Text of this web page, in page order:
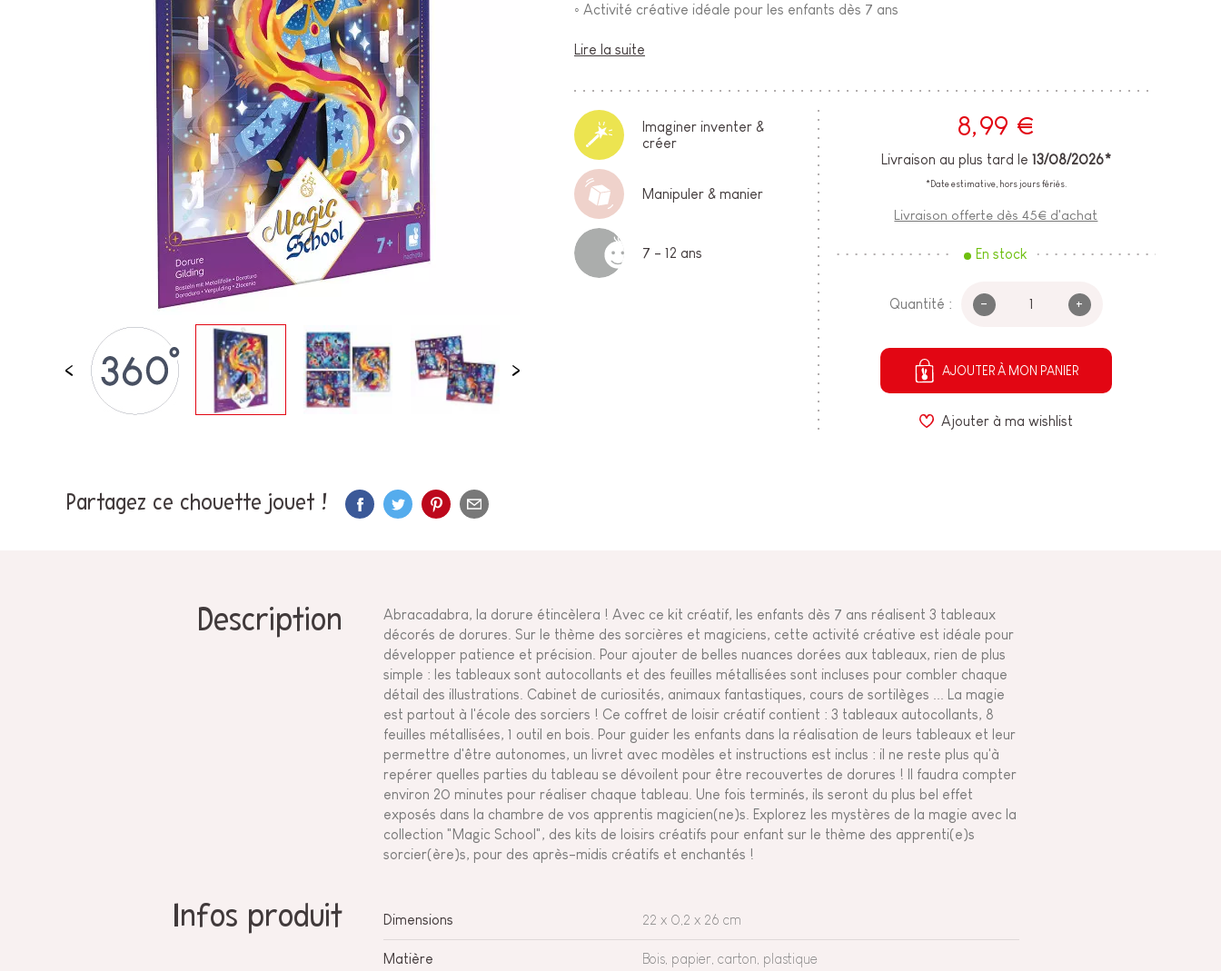
JOUETS D'ÉVEIL
JOUETS D'IMITATION
IMAGINATION
PLEIN AIR
TABLEAUX, MOBILIER &
DECO
OFFRES
◦ Activité créative idéale pour les enfants dès 7 ans
Lire la suite
Imaginer inventer &
créer
Manipuler & manier
7 - 12 ans
8,99 €
Livraison au plus tard le 13/08/2026*
*Date estimative, hors jours fériés.
Livraison offerte dès 45€ d'achat
En stock
Quantité : - +
AJOUTER À MON PANIER
Ajouter à ma wishlist
Partagez ce chouette jouet !
Description
Abracadabra, la dorure étincèlera ! Avec ce kit créatif, les enfants dès 7 ans réalisent 3 tableaux
décorés de dorures. Sur le thème des sorcières et magiciens, cette activité créative est idéale pour
développer patience et précision. Pour ajouter de belles nuances dorées aux tableaux, rien de plus
simple : les tableaux sont autocollants et des feuilles métallisées sont incluses pour combler chaque
détail des illustrations. Cabinet de curiosités, animaux fantastiques, cours de sortilèges ... La magie
est partout à l'école des sorciers ! Ce coffret de loisir créatif contient : 3 tableaux autocollants, 8
feuilles métallisées, 1 outil en bois. Pour guider les enfants dans la réalisation de leurs tableaux et leur
permettre d'être autonomes, un livret avec modèles et instructions est inclus : il ne reste plus qu'à
repérer quelles parties du tableau se dévoilent pour être recouvertes de dorures ! Il faudra compter
environ 20 minutes pour réaliser chaque tableau. Une fois terminés, ils seront du plus bel effet
exposés dans la chambre de vos apprentis magicien(ne)s. Explorez les mystères de la magie avec la
collection "Magic School", des kits de loisirs créatifs pour enfant sur le thème des apprenti(e)s
sorcier(ère)s, pour des après-midis créatifs et enchantés !
Infos produit Dimensions 22 x 0,2 x 26 cm
Matière Bois, papier, carton, plastique